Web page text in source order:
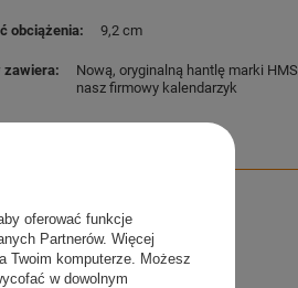
obciążenia 9,2 cm
zawiera
Nową, oryginalną hantlę marki HMS
nasz firmowy kalendarzyk
oferować funkcje
Partnerów. Więcej
Twoim komputerze. Możesz
w dowolnym